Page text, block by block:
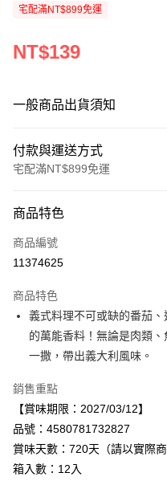
宅配滿NT$899免運
NT$139
一般商品出貨須知
付款與運送方式
宅配滿NT$899免運
信用卡一次付款
LINE Pay
街口支付
悠遊付
全盈+PAY
AFTEE先享後付
相關說明
【關於「AFTEE先享後付」】
商品特色
商品編號
11374625
商品特色
義式料理不可或缺的番茄
的萬能香料！無論是肉類
一撒，帶出義大利風味。
銷售重點
【賞味期限：2027/03/12】
品號：4580781732827
賞味天數：720天（請以實際商
箱入數：12入